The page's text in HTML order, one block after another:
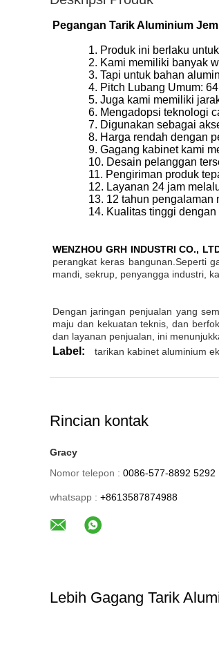
Pegangan Tarik Aluminium
1. Produk ini berlaku
2. Kami memiliki banyak
3. Tapi untuk bahan
4. Pitch Lubang Umum:
5. Juga kami memiliki
6. Mengadopsi teknologi
7. Digunakan sebagai
8. Harga rendah dengan
9. Gagang kabinet kami
10. Desain pelanggan
11. Pengiriman produk
12. Layanan 24 jam
13. 12 tahun pengalaman
14. Kualitas tinggi
WENZHOU GRH INDUSTRI CO.,
perangkat keras bangunan.Seperti
mandi, sekrup, penyangga industri,
Dengan jaringan penjualan yang
maju dan kekuatan teknis, dan
dan layanan penjualan, ini
Label: tarikan kabinet aluminium
Rincian kontak
Gracy
Nomor telepon : 0086-577-8892 5292
whatsapp : +8613587874988
Lebih Gagang Tarik